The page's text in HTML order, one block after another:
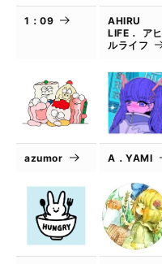
1：09
AHIRU
LIFE． アヒ
ルライフ
azumor A．YAMI